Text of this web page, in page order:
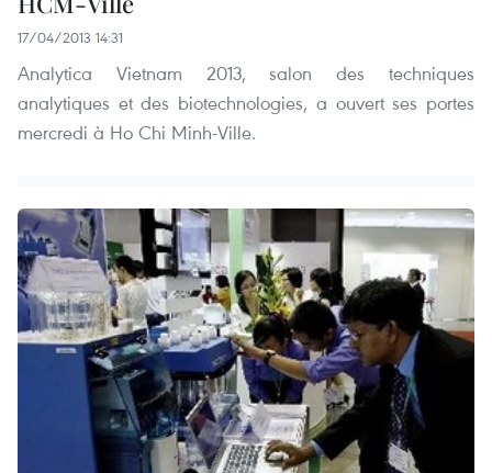
17/04/2013 14:31
Analytica Vietnam 2013, salon des techniques
analytiques et des biotechnologies, a ouvert ses portes
mercredi à Ho Chi Minh-Ville.